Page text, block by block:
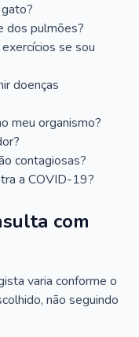
dos pulmões?
se sou
doenças
meu organismo?
contagiosas?
a COVID-19?
com
varia conforme o
não seguindo